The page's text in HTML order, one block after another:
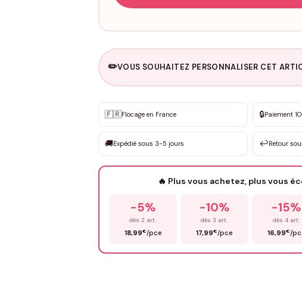
✏️VOUS SOUHAITEZ PERSONNALISER CET
✨ Personnalisation sur mesure
DEVIS GRATUIT · Personnalisation de 3 à 10€ selon la
Que souhaitez-vous ?
🇫🇷Flocage en France 🔒Paiement
🚚Expédié sous 3-5 jours ↩️Retour
🔥 Plus vous achetez, plus vous
-5%
dès 2 art.
18,99€/pce
-10%
dès 3 art.
17,99€/pce
-15%
dès 4 art.
16,99€/